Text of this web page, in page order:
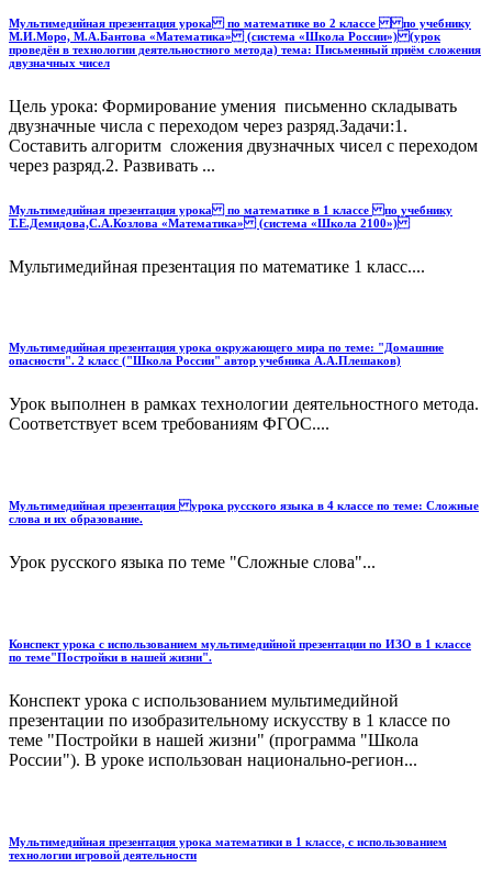
Мультимедийная презентация урока по математике во 2 классе по учебнику
М.И.Моро, М.А.Бантова «Математика» (система «Школа России») (урок
проведён в технологии деятельностного метода) тема: Письменный приём сложения
двузначных чисел
Цель урока: Формирование умения письменно складывать
двузначные числа с переходом через разряд.Задачи:1.
Составить алгоритм сложения двузначных чисел с переходом
через разряд.2. Развивать ...
Мультимедийная презентация урока по математике в 1 классе по учебнику
Т.Е.Демидова,С.А.Козлова «Математика» (система «Школа 2100»)
Мультимедийная презентация по математике 1 класс....
Мультимедийная презентация урока окружающего мира по теме: "Домашние
опасности". 2 класс ("Школа России" автор учебника А.А.Плешаков)
Урок выполнен в рамках технологии деятельностного метода.
Соответствует всем требованиям ФГОС....
Мультимедийная презентация урока русского языка в 4 классе по теме: Сложные
слова и их образование.
Урок русского языка по теме "Сложные слова"...
Конспект урока с использованием мультимедийной презентации по ИЗО в 1 классе
по теме"Постройки в нашей жизни".
Конспект урока с использованием мультимедийной
презентации по изобразительному искусству в 1 классе по
теме "Постройки в нашей жизни" (программа "Школа
России"). В уроке использован национально-регион...
Мультимедийная презентация урока математики в 1 классе, с использованием
технологии игровой деятельности